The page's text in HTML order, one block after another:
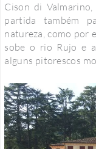
Cison di
partida também
natureza, como por
sobe o rio Rujo e
alguns pitorescos